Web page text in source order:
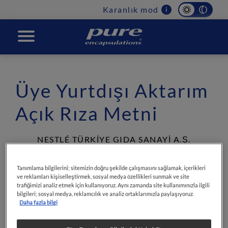
navigation
Karanlık mod i
PURE
Üye Yurtdışı Aktarım
Açık Rıza Metni
NESTLÉ TÜRKİYE GIDA SANAYİ A.Ş.
SİTESİ ÜYELİK SÜREÇLERİNDE
İŞLENEN KİŞİSEL VERİLERİN YURTDIŞINA
AKTARILMASINA İLİŞKİN
Nestlé Türkiye Gıda Sanayi A.Ş. (“Nestlé”)
Tanımlama bilgilerini; sitemizin doğru şekilde çalışmasını sağlamak, içerikleri
ve reklamları kişiselleştirmek, sosyal medya özellikleri sunmak ve site
trafiğimizi analiz etmek için kullanıyoruz. Aynı zamanda site kullanımınızla ilgili
bilgileri; sosyal medya, reklamcılık ve analiz ortaklarımızla paylaşıyoruz.
Daha fazla bilgi